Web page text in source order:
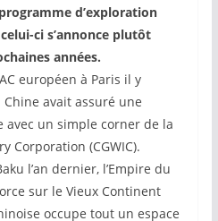
d’exploration
ci s’annonce plutôt
années.
à Paris il y
avait assuré une
avec un simple corner de la
Corporation (CGWIC).
l’an dernier, l’Empire du
sur le Vieux Continent
occupe tout un espace